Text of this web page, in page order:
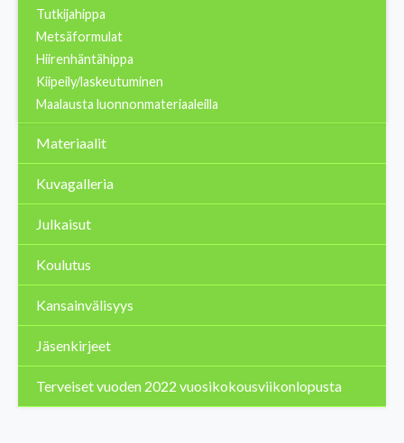
Tutkijahippa
Metsäformulat
Hiirenhäntähippa
Kiipeily/laskeutuminen
Maalausta luonnonmateriaaleilla
Materiaalit
Kuvagalleria
Julkaisut
Koulutus
Kansainvälisyys
Jäsenkirjeet
Terveiset vuoden 2022 vuosikokousviikonlopusta